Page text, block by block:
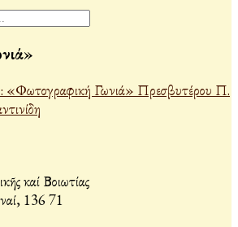
«Φωτογραφική Γωνιά» Πρεσβυτέρου Π.
καί Βοιωτίας
136 71